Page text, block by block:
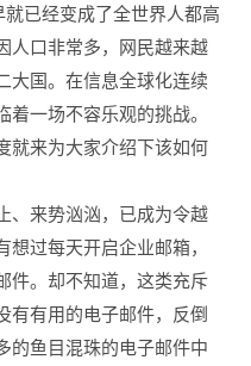
就已经变成了全世界人都高
人口非常多，网民越来越
大国。在信息全球化连续
一场不容乐观的挑战。
就来为大家介绍下该如何
来势汹汹，已成为令越
过每天开启企业邮箱，
件。却不知道，这类充斥
有有用的电子邮件，反倒
的鱼目混珠的电子邮件中